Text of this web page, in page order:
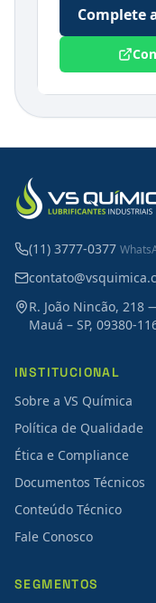
Complete
(11) 3777-0377
R. João Nincão, 218
Mauá – SP, 09380-
INSTITUCIONAL
Sobre a VS Química
Política de Qualidade
Ética e Compliance
Documentos Técnicos
Conteúdo Técnico
Fale Conosco
SEGMENTOS